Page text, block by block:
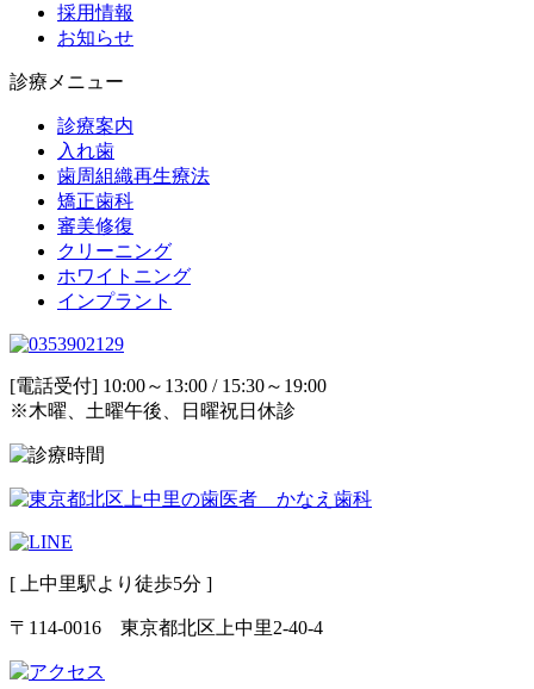
採用情報
お知らせ
診療メニュー
診療案内
入れ歯
歯周組織再生療法
矯正歯科
審美修復
クリーニング
ホワイトニング
インプラント
[電話受付] 10:00～13:00 / 15:30～19:00
※木曜、土曜午後、日曜祝日休診
[ 上中里駅より徒歩5分 ]
〒114-0016 東京都北区上中里2-40-4